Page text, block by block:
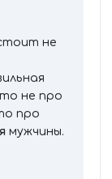
не
не про
про
мужчины.